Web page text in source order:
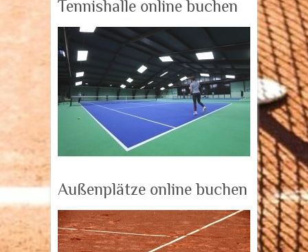
Tennishalle online buchen
Außenplätze online buchen